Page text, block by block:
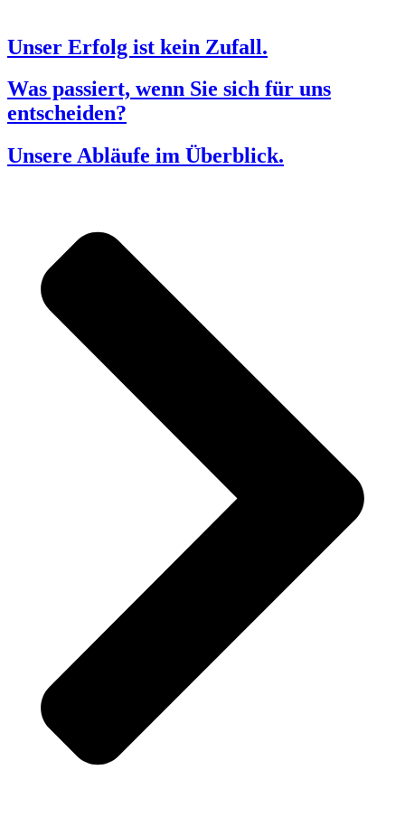
Unser Erfolg ist kein Zufall.
Was passiert, wenn Sie sich für uns
entscheiden?
Unsere Abläufe im Überblick.